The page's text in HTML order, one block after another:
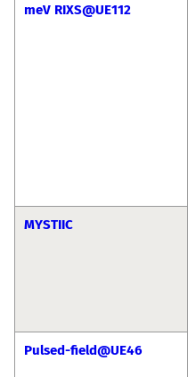
meV RIXS@UE112
MYSTIIC
Pulsed-field@UE46